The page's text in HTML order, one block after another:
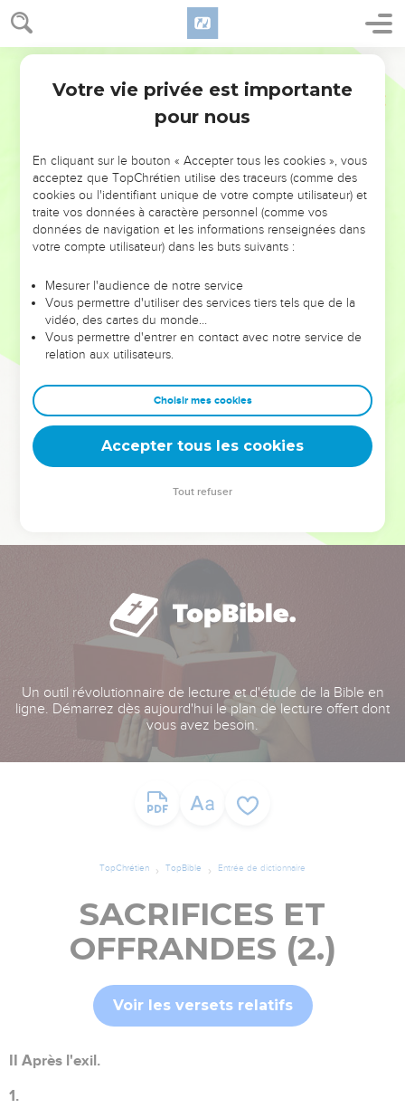
NE MANQUEZ PAS L’ÉVÉNEMENT
DE L’ANNÉE !
ET SI LEURS ERREURS POUVAIENT VOUS ÉVITER LES
VOTRES ?
leur foi ou leur vision. Mais on voit moins les doutes, les erreurs
et les saisons difficiles qu'ils ont traversés, alors même que ce
sont elles qui les ont façonnés.
Dans cette conférence, leaders, entrepreneurs, et responsables
clés pour avancer avec plus de sagesse afin que leurs erreurs
deviennent vos tremplins. Que vous guidiez un ministère, une
équipe, un groupe ou une famille, leur expérience est faite
Un outil révolutionnaire de lecture et d'étude de la Bible en
ligne. Démarrez dès aujourd'hui le plan de lecture offert dont
vous avez besoin.
TopChrétien TopBible Entrée de dictionnaire
SACRIFICES ET
OFFRANDES (2.)
Voir les versets relatifs
II Après l'exil.
1.
Votre vie privée est importante
pour nous
En cliquant sur le bouton « Accepter tous les cookies », vous
acceptez que TopChrétien utilise des traceurs (comme des
cookies ou l'identifiant unique de votre compte utilisateur) et
traite vos données à caractère personnel (comme vos
données de navigation et les informations renseignées dans
votre compte utilisateur) dans les buts suivants :
Mesurer l'audience de notre service
Vous permettre d'utiliser des services tiers tels que de la
vidéo, des cartes du monde…
Vous permettre d'entrer en contact avec notre service de
relation aux utilisateurs.
Choisir mes cookies
Accepter tous les cookies
Tout refuser